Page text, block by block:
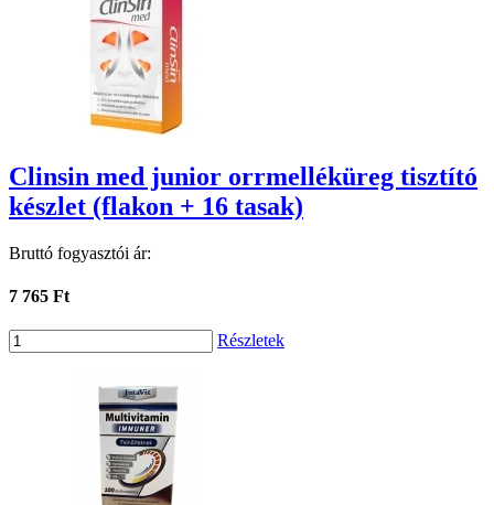
Clinsin med junior orrmelléküreg tisztító
készlet (flakon + 16 tasak)
Bruttó fogyasztói ár:
7 765 Ft
Részletek